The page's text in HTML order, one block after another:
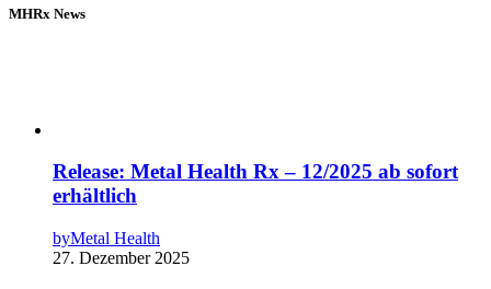
MHRx News
Release: Metal Health Rx – 12/2025 ab sofort
erhältlich
byMetal Health
27. Dezember 2025